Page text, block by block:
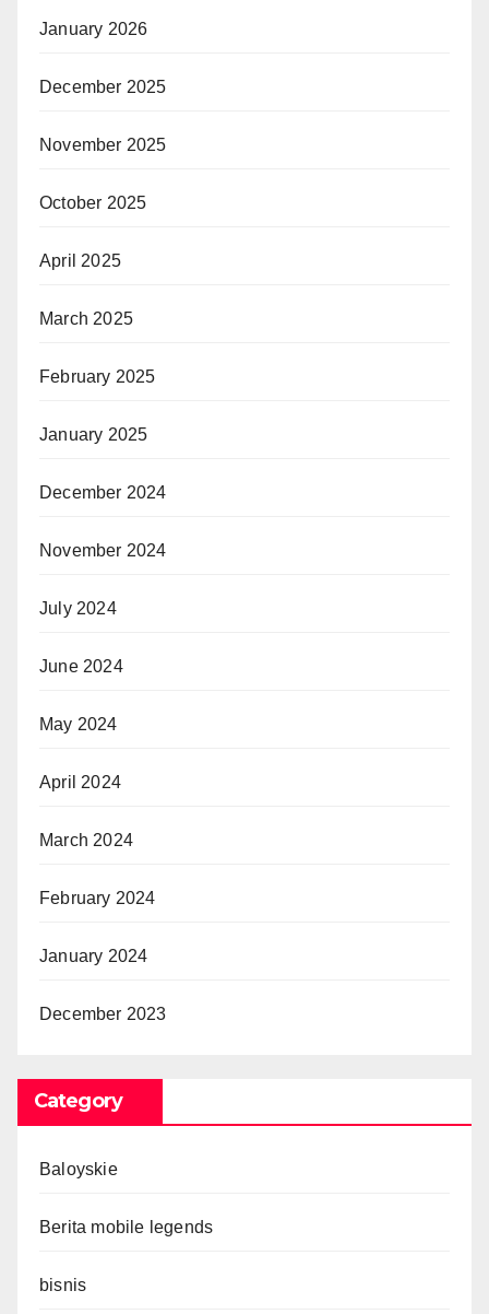
January 2026
December 2025
November 2025
October 2025
April 2025
March 2025
February 2025
January 2025
December 2024
November 2024
July 2024
June 2024
May 2024
April 2024
March 2024
February 2024
January 2024
December 2023
Category
Baloyskie
Berita mobile legends
bisnis